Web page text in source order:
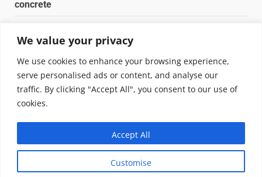
We value your privacy
We use cookies to enhance your browsing experience,
serve personalised ads or content, and analyse our
traffic. By clicking "Accept All", you consent to our use of
cookies.
Customise
Accept All
concrete
Pulizia naturale della casa: 3 ingredienti che
sostituiscono 10 prodotti chimici
Copyright © 2025 Biopianeta.it proprietà di Jws Media
Questo blog non è una testata giornalistica, in quanto
viene aggiornato senza alcuna periodicità. Non può
pertanto considerarsi un prodotto editoriale ai sensi
della legge n. 62 del 07.03.2001|DarkNewsvon AF